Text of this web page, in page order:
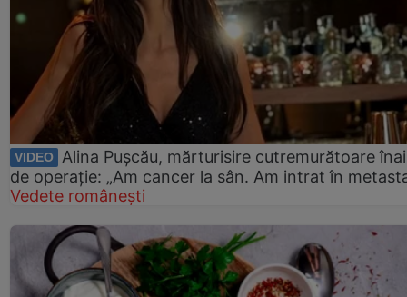
VIDEO
Alina Pușcău, mărturisire cutremurătoare
de operație: „Am cancer la sân. Am intrat în
Vedete românești